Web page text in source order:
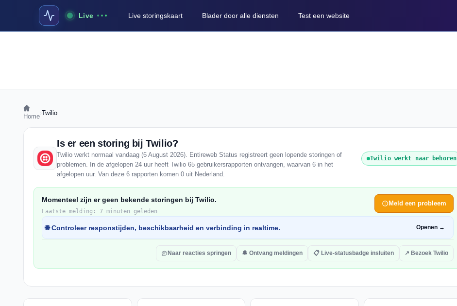
Live Live storingskaart Blader door alle diensten Test een website
Home Twilio
Is er een storing bij Twilio?
Twilio werkt normaal vandaag (6 August 2026). Entireweb Status registreert geen lopende storingen of
problemen. In de afgelopen 24 uur heeft Twilio 65 gebruikersrapporten ontvangen, waarvan 6 in het
afgelopen uur. Van deze 6 rapporten komen 0 uit Nederland.
Twilio werkt naar behoren
Momenteel zijn er geen bekende storingen bij Twilio.
Laatste melding: 7 minuten geleden
Meld een probleem
🌐 Controleer responstijden, beschikbaarheid en verbinding in realtime. Openen →
Naar reacties springen 🔔 Ontvang meldingen 📋 Live-statusbadge insluiten ↗ Bezoek Twilio